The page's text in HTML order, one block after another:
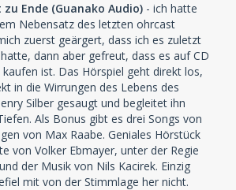
Ende (Guanako Audio) - ich hatte
Nebensatz des letzten ohrcast
zuerst geärgert, dass ich es zuletzt
dann aber gefreut, dass es auf CD
ist. Das Hörspiel geht direkt los,
in die Wirrungen des Lebens des
Silber gesaugt und begleitet ihn
Als Bonus gibt es drei Songs von
von Max Raabe. Geniales Hörstück
von Volker Ebmayer, unter der Regie
der Musik von Nils Kacirek. Einzig
mit von der Stimmlage her nicht.